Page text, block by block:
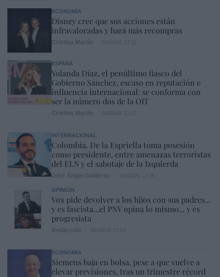
ECONOMÍA
Disney cree que sus acciones están
infravaloradas y hará más recompras
ESPAÑA
Yolanda Díaz, el penúltimo fiasco del
Gobierno Sánchez, escaso en reputación e
influencia internacional: se conforma con
ser la número dos de la OIT
INTERNACIONAL
Colombia. De la Espriella toma posesión
como presidente, entre amenazas terroristas
del ELN y el sabotaje de la Izquierda
OPINIÓN
Vox pide devolver a los hijos con sus padres...
y es fascista...el PNV opina lo mismo... y es
progresista
ECONOMÍA
Siemens baja en bolsa, pese a que vuelve a
elevar previsiones, tras un trimestre récord